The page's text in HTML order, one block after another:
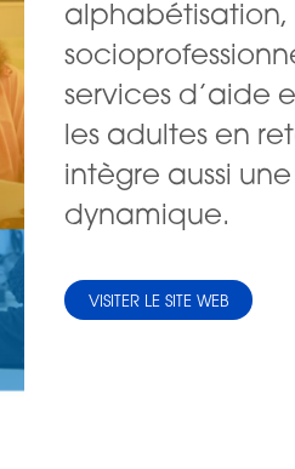
alphabétisation,
services d’aide
les adultes en
intègre aussi
dynamique.
VISITER LE SITE WEB